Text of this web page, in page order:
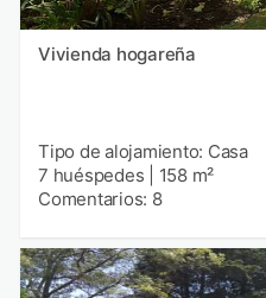
Vivienda hogareña
Tipo de alojamiento: Casa
7 huéspedes
158 m²
Comentarios: 8